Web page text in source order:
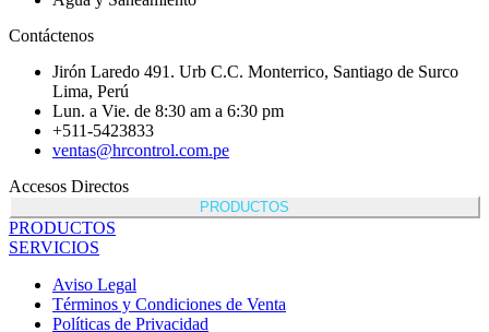
Contáctenos
Jirón Laredo 491. Urb C.C. Monterrico, Santiago de Surco
Lima, Perú
Lun. a Vie. de 8:30 am a 6:30 pm
+511-5423833
ventas@hrcontrol.com.pe
Accesos Directos
PRODUCTOS
PRODUCTOS
SERVICIOS
Aviso Legal
Términos y Condiciones de Venta
Políticas de Privacidad